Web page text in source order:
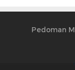
Pedoman